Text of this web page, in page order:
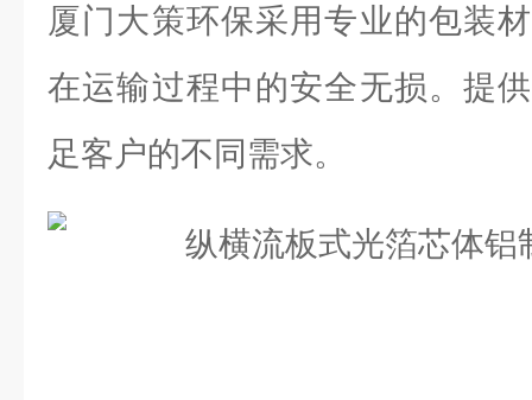
厦门大策环保采用专业的包装
在运输过程中的安全无损。提
足客户的不同需求。